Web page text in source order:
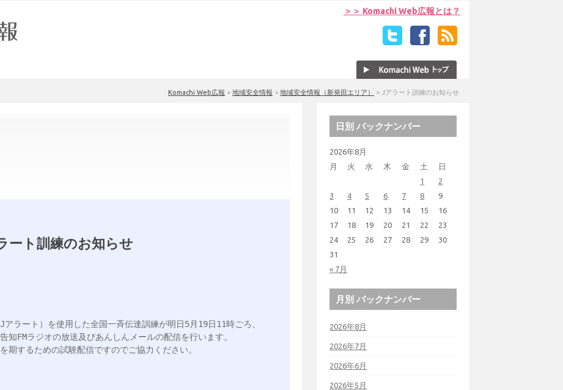
＞＞ Komachi Web広報とは？
Komachi Web広報 > 地域安全情報 > 地域安全情報（新発田エリア） > Jアラート訓練のお知らせ
ート訓練のお知らせ
ラート）を使用した全国一斉伝達訓練が明日5月19日11時ごろ、
知FMラジオの放送及びあんしんメールの配信を行います。
期するための試験配信ですのでご協力ください。
日別 バックナンバー
2026年8月
月
火 水 木 金 土 日
« 7月
1
2
3
4 5 6 7 8
9
10
11 12 13 14 15
16
17
18 19 20 21 22
23
24
25 26 27 28 29
30
31
月別 バックナンバー
2026年8月
2026年7月
2026年6月
2026年5月